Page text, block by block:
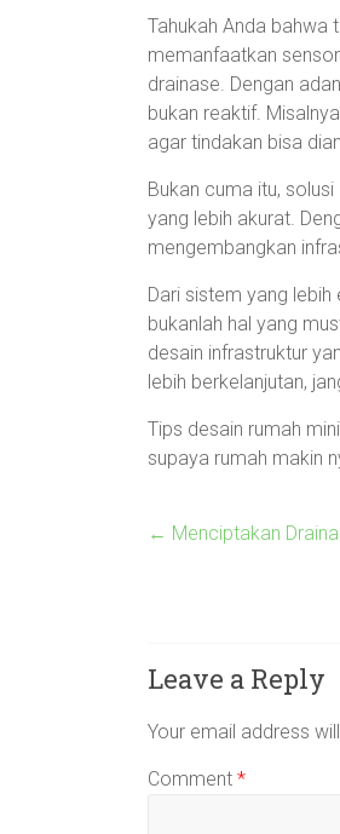
Tahukah Anda bahwa
memanfaatkan
drainase. Dengan
bukan reaktif.
agar tindakan bisa
Bukan cuma itu,
yang lebih akurat.
mengembangkan
Dari sistem yang lebih
bukanlah hal yang
desain infrastruktur
lebih berkelanjutan,
Tips desain rumah
supaya rumah makin
← Menciptakan
Leave a Reply
Your email address
Comment *